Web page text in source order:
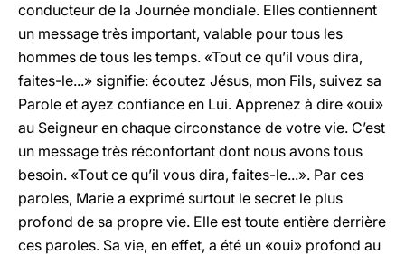
conducteur de la Journée mondiale. Elles contiennent
un message très important, valable pour tous les
hommes de tous les temps. «Tout ce qu’il vous dira,
faites-le...» signifie: écoutez Jésus, mon Fils, suivez sa
Parole et ayez confiance en Lui. Apprenez à dire «oui»
au Seigneur en chaque circonstance de votre vie. C’est
un message très réconfortant dont nous avons tous
besoin. «Tout ce qu’il vous dira, faites-le...». Par ces
paroles, Marie a exprimé surtout le secret le plus
profond de sa propre vie. Elle est toute entière derrière
ces paroles. Sa vie, en effet, a été un «oui» profond au